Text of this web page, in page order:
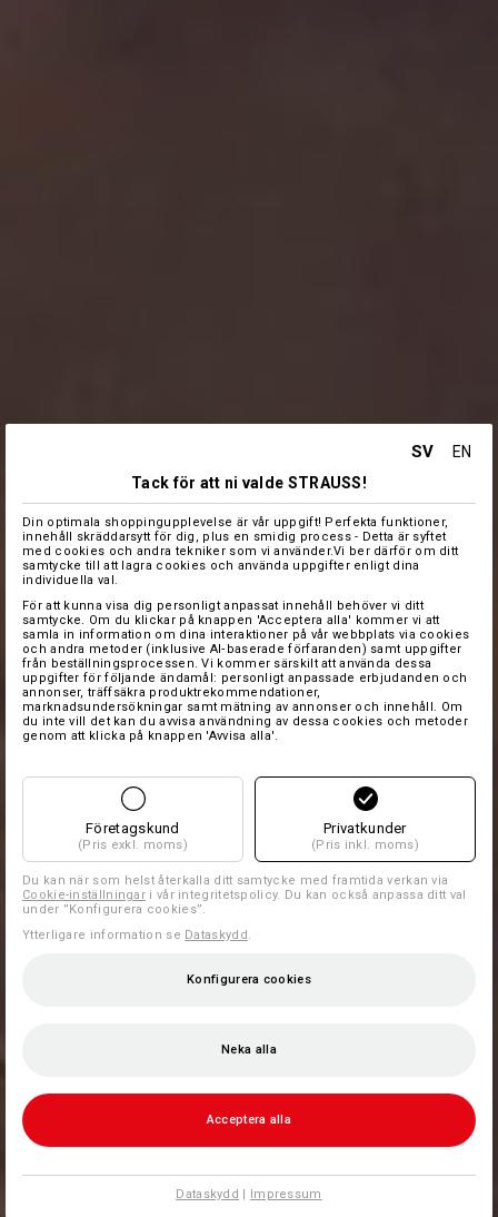
SV
EN
Tack för att ni valde STRAUSS!
Din optimala shoppingupplevelse är vår uppgift! Perfekta funktioner,
innehåll skräddarsytt för dig, plus en smidig process - Detta är syftet
med cookies och andra tekniker som vi använder.Vi ber därför om ditt
samtycke till att lagra cookies och använda uppgifter enligt dina
individuella val.
För att kunna visa dig personligt anpassat innehåll behöver vi ditt
samtycke. Om du klickar på knappen 'Acceptera alla' kommer vi att
samla in information om dina interaktioner på vår webbplats via cookies
och andra metoder (inklusive AI‑baserade förfaranden) samt uppgifter
från beställningsprocessen. Vi kommer särskilt att använda dessa
uppgifter för följande ändamål: personligt anpassade erbjudanden och
annonser, träffsäkra produktrekommendationer,
marknadsundersökningar samt mätning av annonser och innehåll. Om
du inte vill det kan du avvisa användning av dessa cookies och metoder
genom att klicka på knappen 'Avvisa alla'.
Företagskund
(Pris exkl. moms)
Privatkunder
(Pris inkl. moms)
Du kan när som helst återkalla ditt samtycke med framtida verkan via
Cookie-inställningar i vår integritetspolicy. Du kan också anpassa ditt val
under ”Konfigurera cookies”.
Ytterligare information se Dataskydd
Konfigurera cookies
Neka alla
Acceptera alla
Dataskydd | Impressum